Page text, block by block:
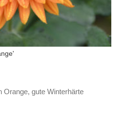
Orange, gute Winterhärte